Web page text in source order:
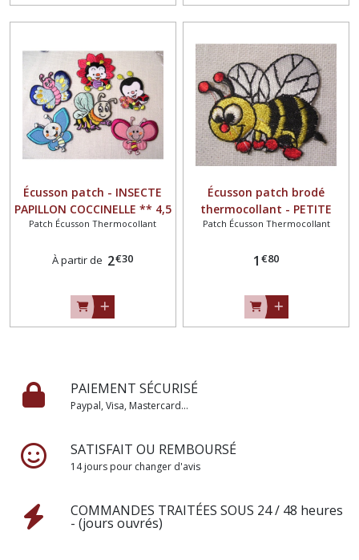
Écusson patch - INSECTE
PAPILLON COCCINELLE ** 4,5
à 6 cm / au choix **
thermocollante - à repasser
Patch Écusson Thermocollant
À partir de 2€30
Écusson patch brodé
thermocollant - PETITE
ABEILLE Jaune ** 4 x 4,5 cm
Patch Écusson Thermocollant
1 €80
PAIEMENT SÉCURISÉ
Paypal, Visa, Mastercard...
SATISFAIT OU REMBOURSÉ
14 jours pour changer d'avis
COMMANDES TRAITÉES SOUS 24 / 48 heures
- (jours ouvrés)